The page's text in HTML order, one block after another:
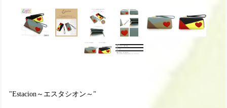
"Estacion～エスタシオン～"